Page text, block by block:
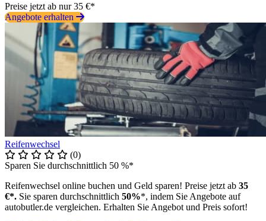
Preise jetzt ab nur 35 €*
Angebote erhalten
Reifenwechsel
(0)
Sparen Sie durchschnittlich 50 %*
Reifenwechsel online buchen und Geld sparen! Preise jetzt ab 35
€*. Sie sparen durchschnittlich 50%*, indem Sie Angebote auf
autobutler.de vergleichen. Erhalten Sie Angebot und Preis sofort!